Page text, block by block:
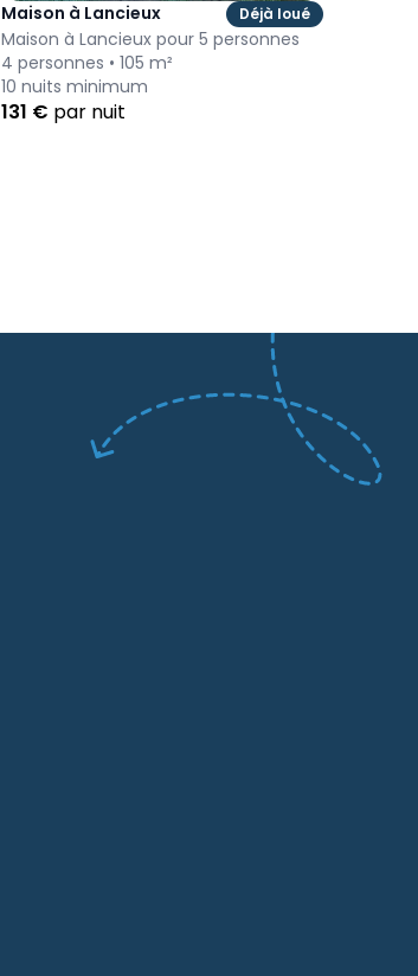
Maison à Lancieux Déjà loué
Maison à Lancieux pour 5 personnes
4 personnes • 105 m²
10 nuits minimum
131 € par nuit